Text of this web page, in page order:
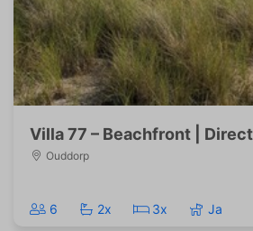
Villa 77 – Beachfront |
Ouddorp
6 2x 3x Ja